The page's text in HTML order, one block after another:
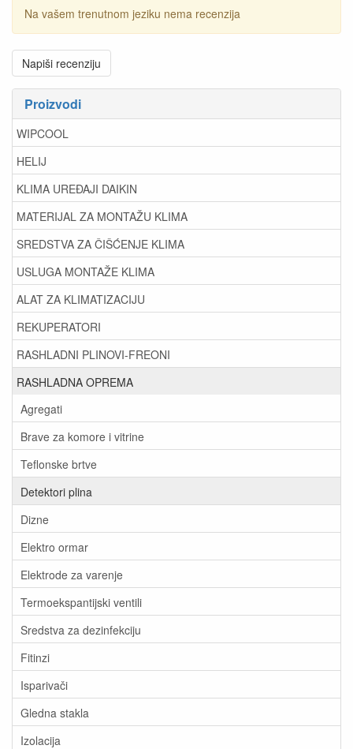
Na vašem trenutnom jeziku nema recenzija
Napiši recenziju
Proizvodi
WIPCOOL
HELIJ
KLIMA UREĐAJI DAIKIN
MATERIJAL ZA MONTAŽU KLIMA
SREDSTVA ZA ČIŠĆENJE KLIMA
USLUGA MONTAŽE KLIMA
ALAT ZA KLIMATIZACIJU
REKUPERATORI
RASHLADNI PLINOVI-FREONI
RASHLADNA OPREMA
Agregati
Brave za komore i vitrine
Teflonske brtve
Detektori plina
Dizne
Elektro ormar
Elektrode za varenje
Termoekspantijski ventili
Sredstva za dezinfekciju
Fitinzi
Isparivači
Gledna stakla
Izolacija